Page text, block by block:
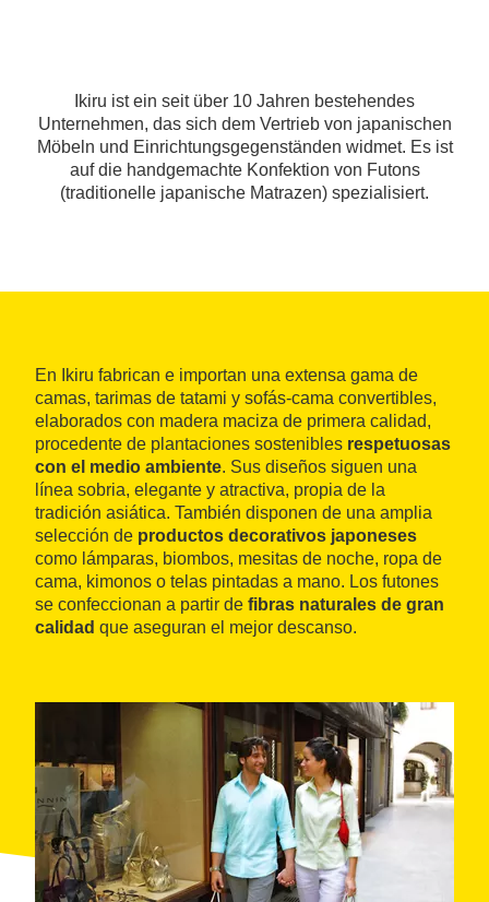
Ikiru ist ein seit über 10 Jahren bestehendes
Unternehmen, das sich dem Vertrieb von japanischen
Möbeln und Einrichtungsgegenständen widmet. Es ist
auf die handgemachte Konfektion von Futons
(traditionelle japanische Matrazen) spezialisiert.
En Ikiru fabrican e importan una extensa gama de
camas, tarimas de tatami y sofás-cama convertibles,
elaborados con madera maciza de primera calidad,
procedente de plantaciones sostenibles respetuosas
con el medio ambiente. Sus diseños siguen una
línea sobria, elegante y atractiva, propia de la
tradición asiática. También disponen de una amplia
selección de productos decorativos japoneses
como lámparas, biombos, mesitas de noche, ropa de
cama, kimonos o telas pintadas a mano. Los futones
se confeccionan a partir de fibras naturales de gran
calidad que aseguran el mejor descanso.